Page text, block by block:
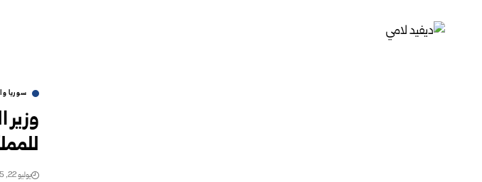
سوريا
وزير
يوليو 22, 2025